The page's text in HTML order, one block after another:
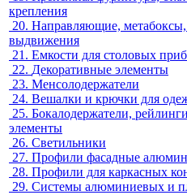
крепления
20. Направляющие,
выдвижения
21. Емкости для столовых
22. Декоративные элементы
23. Менсолодержатели
24. Вешалки и крючки для
25. Бокалодержатели,
элементы
26. Светильники
27. Профили фасадные
28. Профили для каркасных
29. Системы алюминиевых и